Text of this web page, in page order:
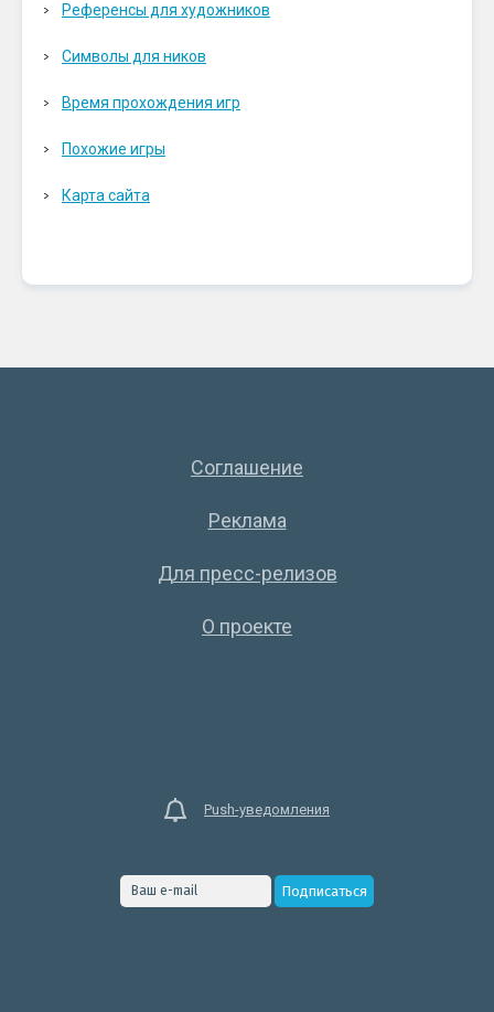
Референсы для художников
Символы для ников
Время прохождения игр
Похожие игры
Карта сайта
Соглашение
Реклама
Для пресс-релизов
О проекте
Push-уведомления